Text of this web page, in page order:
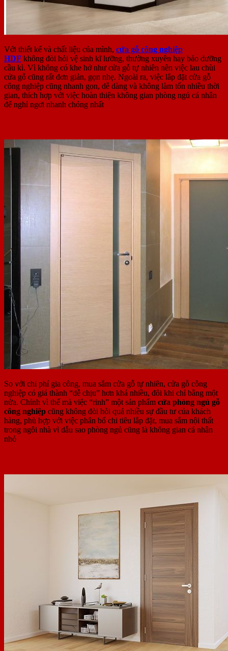
Với thiết kế và chất liệu của mình, cửa gỗ công nghiệp
HDF không đòi hỏi vệ sinh kĩ lưỡng, thường xuyên hay bảo dưỡng
cầu kì. Vì không có khe hở như cửa gỗ tự nhiên nên việc lau chùi
cửa gỗ cũng rất đơn giản, gọn nhẹ. Ngoài ra, việc lắp đặt cửa gỗ
công nghiệp cũng nhanh gọn, dễ dàng và không làm tốn nhiều thời
gian, thích hợp với việc hoàn thiện không gian phòng ngủ cá nhân
để nghỉ ngơi nhanh chóng nhất
So với chi phí gia công, mua sắm cửa gỗ tự nhiên, cửa gỗ công
nghiệp có giá thành “dễ chịu” hơn khá nhiều, đôi khi chỉ bằng một
nửa. Chính vì thế mà việc “rinh” một sản phẩm cửa phòng ngủ gỗ
công nghiệp cũng không đòi hỏi quá nhiều sự đầu tư của khách
hàng, phù hợp với việc phân bổ chi tiêu lắp đặt, mua sắm nội thất
trong ngôi nhà vì dẫu sao phòng ngủ cũng là không gian cá nhân
nhỏ